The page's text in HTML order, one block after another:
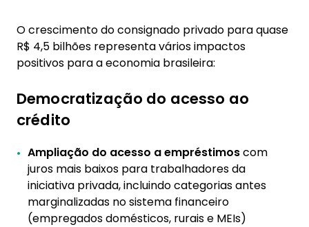
O crescimento do consignado privado para quase
R$ 4,5 bilhões representa vários impactos
positivos para a economia brasileira:
Democratização do acesso ao
crédito
Ampliação do acesso a empréstimoscom
juros mais baixos para trabalhadores da
iniciativa privada, incluindo categorias antes
marginalizadas no sistema financeiro
(empregados domésticos, rurais e MEIs)